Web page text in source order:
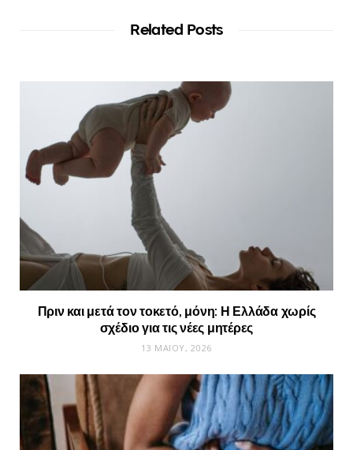
Related Posts
Πριν και μετά τον τοκετό, μόνη: Η Ελλάδα χωρίς
σχέδιο για τις νέες μητέρες
13 ΜΑΪ́ΟΥ, 2026